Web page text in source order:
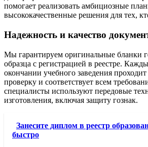
помогает реализовать амбициозные
высококачественные решения для тех,
Надежность и качество
Мы гарантируем оригинальные бланки
образца с регистрацией в реестре.
окончании учебного заведения
проверку и соответствует всем
специалисты используют передовые
изготовления, включая защиту гознак.
Занесите диплом в реестр
быстро